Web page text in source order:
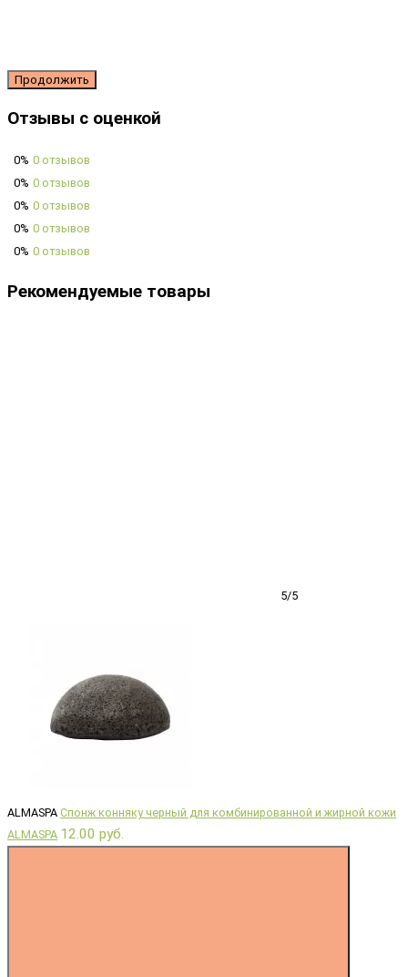
Продолжить
Отзывы с оценкой
0% 0 отзывов
0% 0 отзывов
0% 0 отзывов
0% 0 отзывов
0% 0 отзывов
Рекомендуемые товары
5/5
ALMASPA Спонж конняку черный для комбинированной и жирной кожи
ALMASPA 12.00 руб.